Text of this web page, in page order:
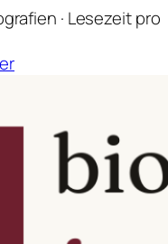
· Lesezeit pro